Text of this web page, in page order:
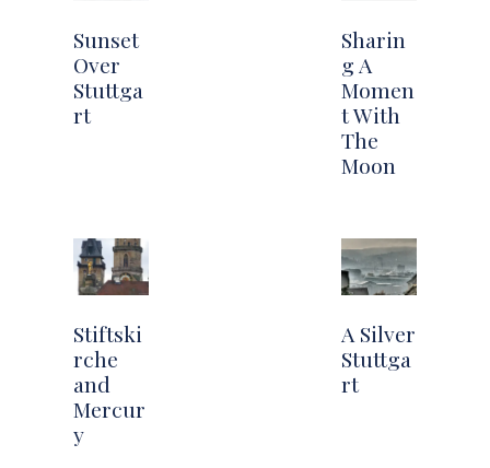
Sunset
Over
Stuttga
rt
Sharin
g A
Momen
t With
The
Moon
Stiftski
rche
and
Mercur
y
A Silver
Stuttga
rt